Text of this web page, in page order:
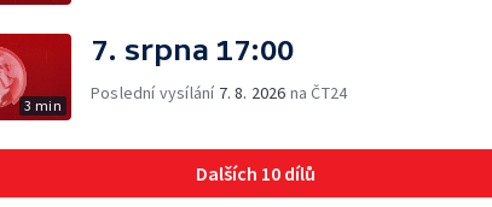
3 min
7. srpna 17:00
Poslední vysílání 7. 8. 2026 na ČT24
Dalších 10 dílů